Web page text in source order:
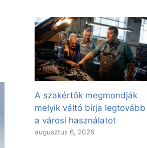
A szakértők megmondják
melyik váltó bírja legtovább
a városi használatot
augusztus 6, 2026